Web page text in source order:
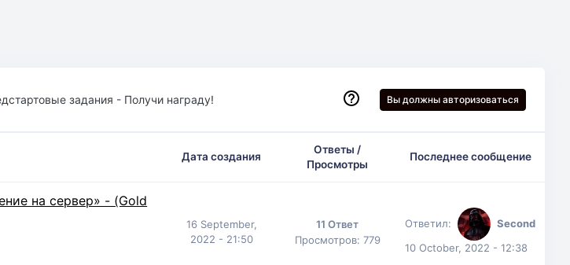
задания - Получи награду! Вы должны авторизоваться
Дата создания
Ответы /
Просмотры
Последнее сообщение
на сервер» - (Gold
16 September,
2022 - 21:50
11 Ответ
Просмотров: 779
Ответил:
Second
10 October, 2022 - 12:38